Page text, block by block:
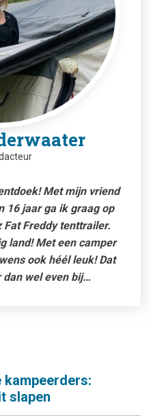
Met mijn vriend
16 jaar ga ik graag op
Fat Freddy tenttrailer.
land! Met een camper
ook héél leuk! Dat
wel even bij…
kampeerders:
slapen